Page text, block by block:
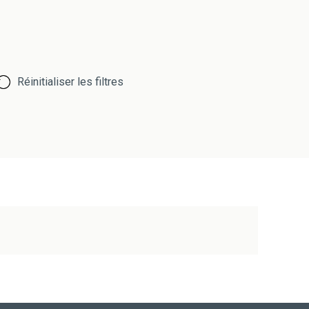
Réinitialiser les filtres